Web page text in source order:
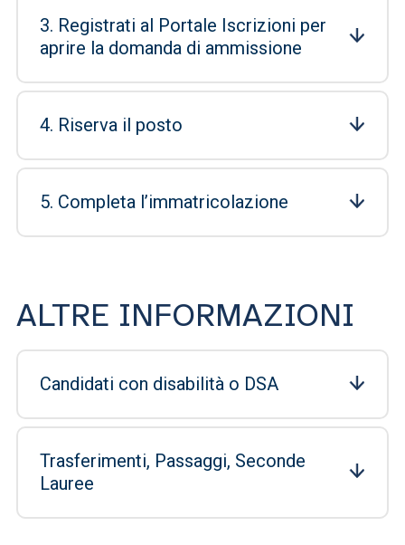
3. Registrati al Portale Iscrizioni per
aprire la domanda di ammissione
4. Riserva il posto
5. Completa l’immatricolazione
ALTRE INFORMAZIONI
Candidati con disabilità o DSA
Trasferimenti, Passaggi, Seconde
Lauree